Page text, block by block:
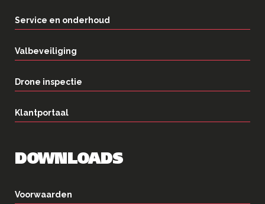
Service en onderhoud
Valbeveiliging
Drone inspectie
Klantportaal
DOWNLOADS
Voorwaarden